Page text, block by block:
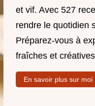
et vif. Avec 527
rendre le quotidien
Préparez-vous à
fraîches et
En savoir plus sur